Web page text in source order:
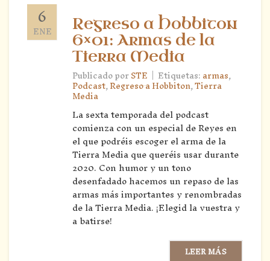
6
ENE
Regreso a Hobbiton
6×01: Armas de la
Tierra Media
Publicado porSTE | Etiquetas:armas,
Podcast,Regreso a Hobbiton,Tierra
Media
La sexta temporada del podcast
comienza con un especial de Reyes en
el que podréis escoger el arma de la
Tierra Media que queréis usar durante
2020. Con humor y un tono
desenfadado hacemos un repaso de las
armas más importantes y renombradas
de la Tierra Media. ¡Elegid la vuestra y
a batirse!
LEER MÁS